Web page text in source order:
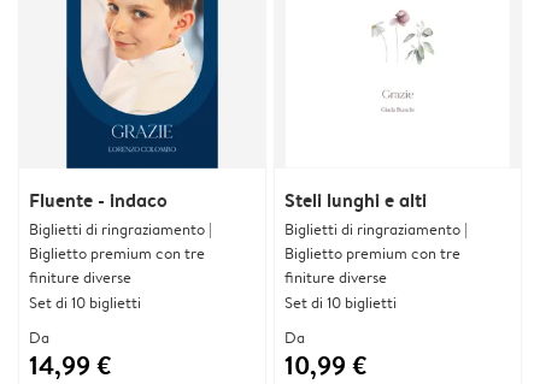
Fluente - indaco
Biglietti di ringraziamento |
Biglietto premium con tre
finiture diverse
Set di 10 biglietti
Da
14,99 €
Steli lunghi e alti
Biglietti di ringraziamento |
Biglietto premium con tre
finiture diverse
Set di 10 biglietti
Da
10,99 €